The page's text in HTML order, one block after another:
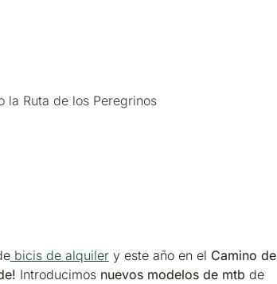
la Ruta de los Peregrinos
bicis de alquiler y este año en el Camino de
Introducimos nuevos modelos de mtb de